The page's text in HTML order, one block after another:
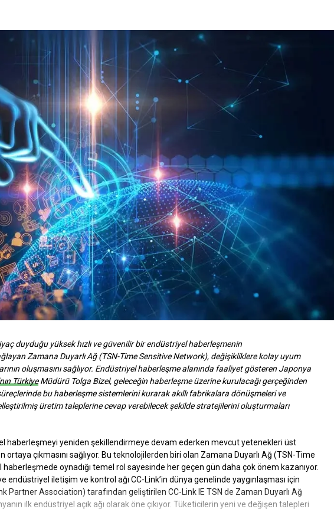
duyduğu yüksek hızlı ve güvenilir bir endüstriyel haberleşmenin
Zamana Duyarlı Ağ (TSN-Time Sensitive Network), değişikliklere kolay uyum
oluşmasını sağlıyor. Endüstriyel haberleşme alanında faaliyet gösteren Japonya
TürkiyeMüdürü Tolga Bizel, geleceğin haberleşme üzerine kurulacağı gerçeğinden
bu haberleşme sistemlerini kurarak akıllı fabrikalara dönüşmeleri ve
üretim taleplerine cevap verebilecek şekilde stratejilerini oluşturmaları
haberleşmeyi yeniden şekillendirmeye devam ederken mevcut yetenekleri üst
ortaya çıkmasını sağlıyor. Bu teknolojilerden biri olan Zamana Duyarlı Ağ (TSN-Time
oynadığı temel rol sayesinde her geçen gün daha çok önem kazanıyor.
endüstriyel iletişim ve kontrol ağı CC-Link’in dünya genelinde yaygınlaşması için
Partner Association) tarafından geliştirilen CC-Link IE TSN de Zaman Duyarlı Ağ
ilk endüstriyel açık ağı olarak öne çıkıyor. Tüketicilerin yeni ve değişen talepleri